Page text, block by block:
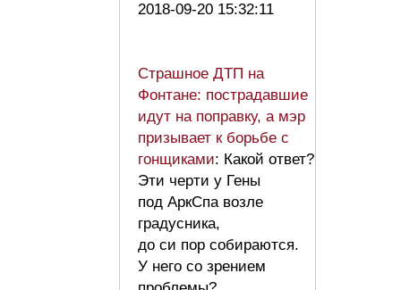
2018-09-20 15:32:11
Страшное ДТП на
Фонтане: пострадавшие
идут на поправку, а мэр
призывает к борьбе с
гонщиками: Какой ответ?
Эти черти у Гены
под АркСпа возле
градусника,
до си пор собираются.
У него со зрением